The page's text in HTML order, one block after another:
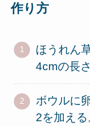
作り方
ほうれん
4cmの長
ボウルに
2を加える